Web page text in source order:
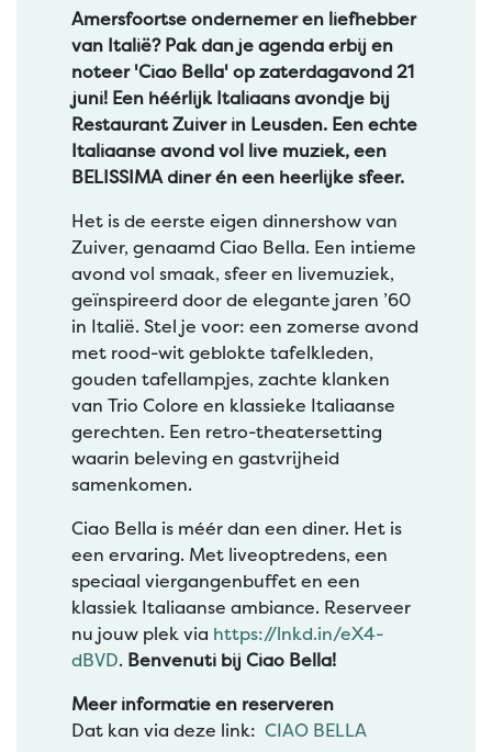
Amersfoortse ondernemer en liefhebber
van Italië? Pak dan je agenda erbij en
noteer 'Ciao Bella' op zaterdagavond 21
juni! Een héérlijk Italiaans avondje bij
Restaurant Zuiver in Leusden. Een echte
Italiaanse avond vol live muziek, een
BELISSIMA diner én een heerlijke sfeer.
Het is de eerste eigen dinnershow van
Zuiver, genaamd Ciao Bella. Een intieme
avond vol smaak, sfeer en livemuziek,
geïnspireerd door de elegante jaren ’60
in Italië. Stel je voor: een zomerse avond
met rood-wit geblokte tafelkleden,
gouden tafellampjes, zachte klanken
van Trio Colore en klassieke Italiaanse
gerechten. Een retro-theatersetting
waarin beleving en gastvrijheid
samenkomen.
Ciao Bella is méér dan een diner. Het is
een ervaring. Met liveoptredens, een
speciaal viergangenbuffet en een
klassiek Italiaanse ambiance. Reserveer
nu jouw plek via https://lnkd.in/eX4-
dBVD. Benvenuti bij Ciao Bella!
Meer informatie en reserveren
Dat kan via deze link: CIAO BELLA